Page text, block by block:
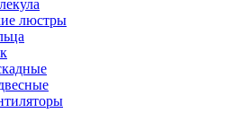
люстры